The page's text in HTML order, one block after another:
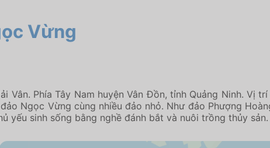
Vừng
Phía Tây Nam huyện Vân Đồn, tỉnh Quảng Ninh. Vị
Ngọc Vừng cùng nhiều đảo nhỏ. Như đảo Phượng
yếu sinh sống bằng nghề đánh bắt và nuôi trồng thủy sản.